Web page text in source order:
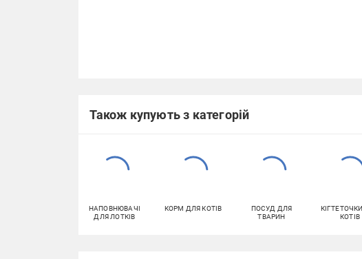
Також купують з категорій
НАПОВНЮВАЧІ
ДЛЯ ЛОТКІВ
КОРМ ДЛЯ КОТІВ
ПОСУД ДЛЯ
ТВАРИН
КОТІВ